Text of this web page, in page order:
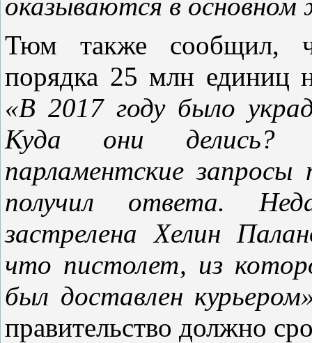
Тюм также сообщил,
порядка 25 млн единиц
«В 2017 году было
Куда они делись?
парламентские
получил ответа.
застрелена Хелин
что пистолет, из
был доставлен
правительство должно